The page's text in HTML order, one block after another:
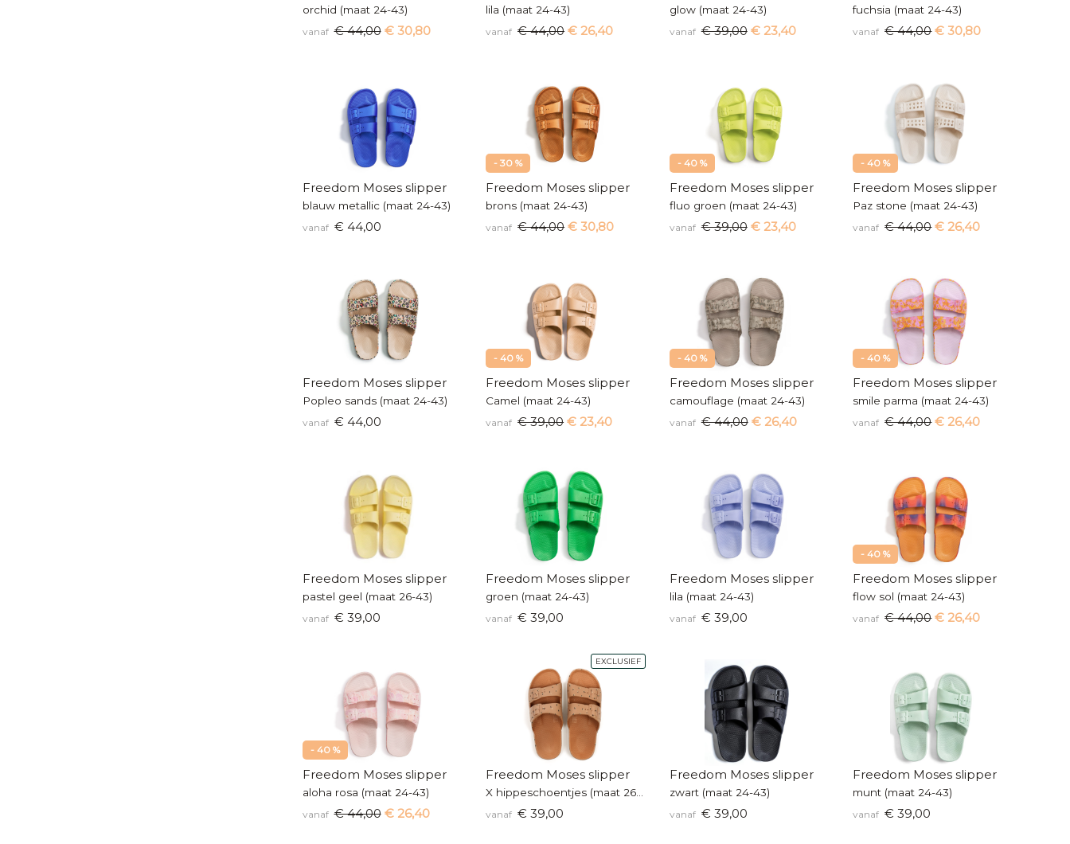
orchid (maat 24-43)
vanaf € 44,00 € 30,80
lila (maat 24-43)
vanaf € 44,00 € 26,40
glow (maat 24-43)
vanaf € 39,00 € 23,40
fuchsia (maat 24-43)
vanaf € 44,00 € 30,80
Freedom Moses slipper
blauw metallic (maat 24-43)
vanaf € 44,00
- 30 %
Freedom Moses slipper
brons (maat 24-43)
vanaf € 44,00 € 30,80
- 40 %
Freedom Moses slipper
fluo groen (maat 24-43)
vanaf € 39,00 € 23,40
- 40 %
Freedom Moses slipper
Paz stone (maat 24-43)
vanaf € 44,00 € 26,40
Freedom Moses slipper
Popleo sands (maat 24-43)
vanaf € 44,00
- 40 %
Freedom Moses slipper
Camel (maat 24-43)
vanaf € 39,00 € 23,40
- 40 %
Freedom Moses slipper
camouflage (maat 24-43)
vanaf € 44,00 € 26,40
- 40 %
Freedom Moses slipper
smile parma (maat 24-43)
vanaf € 44,00 € 26,40
Freedom Moses slipper
pastel geel (maat 26-43)
vanaf € 39,00
Freedom Moses slipper
groen (maat 24-43)
vanaf € 39,00
Freedom Moses slipper
lila (maat 24-43)
vanaf € 39,00
- 40 %
Freedom Moses slipper
flow sol (maat 24-43)
vanaf € 44,00 € 26,40
- 40 %
Freedom Moses slipper
aloha rosa (maat 24-43)
vanaf € 44,00 € 26,40
EXCLUSIEF
Freedom Moses slipper
vanaf € 39,00
Freedom Moses slipper
zwart (maat 24-43)
vanaf € 39,00
Freedom Moses slipper
munt (maat 24-43)
vanaf € 39,00